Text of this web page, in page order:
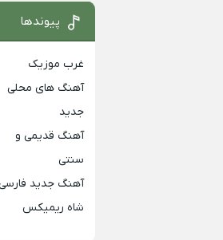
پیوندها
غرب موزیک
آهنگ های محلی
جدید
آهنگ قدیمی و
سنتی
آهنگ جدید
شاه ریمیکس